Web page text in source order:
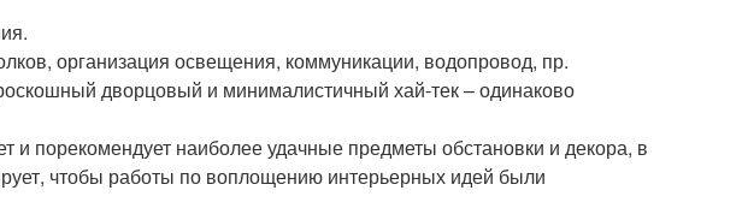
организация освещения, коммуникации, водопровод, пр.
дворцовый и минималистичный хай-тек – одинаково
и порекомендует наиболее удачные предметы обстановки и декора, в
чтобы работы по воплощению интерьерных идей были